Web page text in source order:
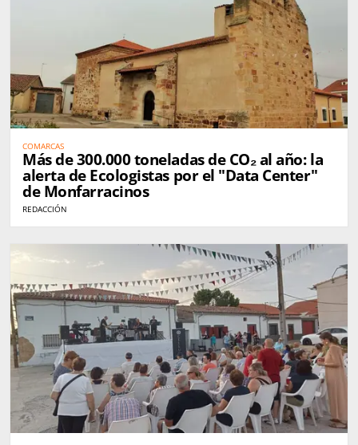
COMARCAS
Más de 300.000 toneladas de CO₂ al año: la
alerta de Ecologistas por el "Data Center"
de Monfarracinos
REDACCIÓN